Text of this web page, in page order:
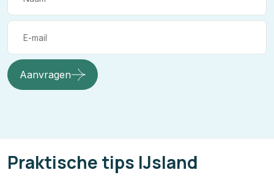
Aanvragen
Praktische tips IJsland